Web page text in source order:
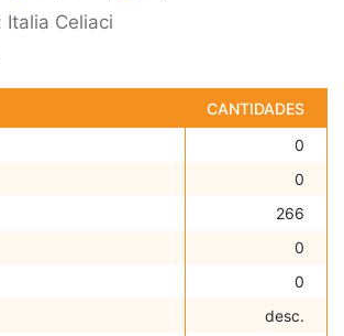
Italia Celiaci
CANTIDADES
0
0
266
0
0
desc.